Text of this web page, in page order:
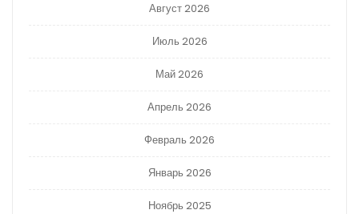
Август 2026
Июль 2026
Май 2026
Апрель 2026
Февраль 2026
Январь 2026
Ноябрь 2025